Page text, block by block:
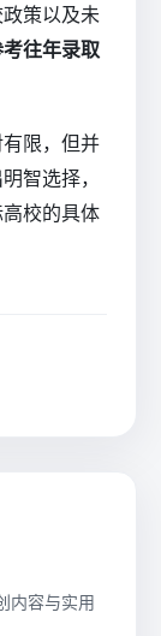
策以及未
往年录取
限，但并
智选择，
校的具体
内容与实用